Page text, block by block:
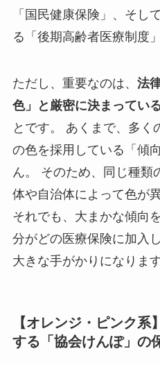
「国民健康保険」、そし
る「後期高齢者医療制度
ただし、重要なのは、 法
色」と厳密に決まってい
とです。 あくまで、多く
の色を採用している「傾
ん。 そのため、同じ種類
体や自治体によって色が
それでも、大まかな傾向
分がどの医療保険に加入
大きな手がかりになります
【オレンジ・ピンク系
する「協会けんぽ」の